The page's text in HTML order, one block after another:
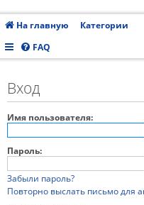
На главную Категории
FAQ
Вход
Имя пользователя:
Пароль:
Забыли пароль?
Повторно выслать письмо для